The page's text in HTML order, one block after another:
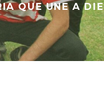
QUE UNE A DIE